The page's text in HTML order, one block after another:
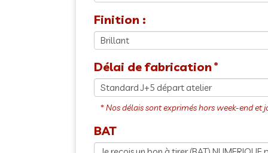
Finition :
Délai de fabrication
BAT